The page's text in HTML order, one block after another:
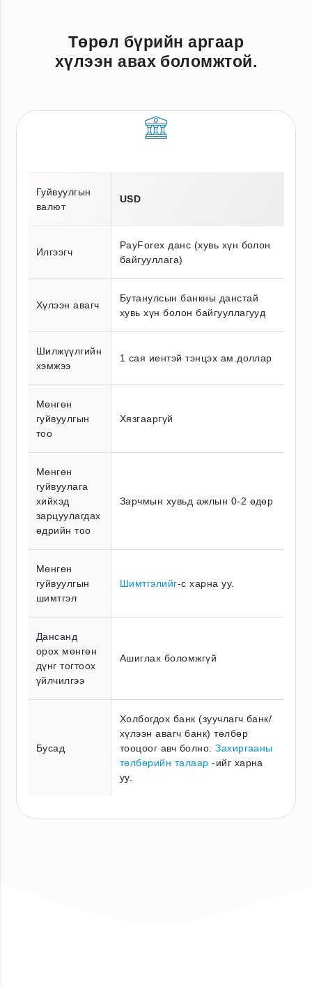
Төрөл бүрийн аргаар
хүлээн авах боломжтой.
Гуйвуулгын
валют
USD
Илгээгч
PayForex данс (хувь хүн болон
байгууллага)
Хүлээн авагч
Бутанулсын банкны данстай
хувь хүн болон байгууллагууд
Шилжүүлгийн
хэмжээ
1 сая иентэй тэнцэх ам.доллар
Мөнгөн
гуйвуулгын
тоо
Хязгааргүй
Мөнгөн
гуйвуулага
хийхэд
зарцуулагдах
өдрийн тоо
Зарчмын хувьд ажлын 0-2 өдөр
Мөнгөн
гуйвуулгын
шимтгэл
Шимтгэлийг-с харна уу.
Дансанд
орох мөнгөн
дүнг тогтоох
үйлчилгээ
Ашиглах боломжгүй
Бусад
Холбогдох банк (зуучлагч банк/
хүлээн авагч банк) төлбөр
тооцоог авч болно.Захиргааны
төлбөрийн талаар -ийг харна
уу.